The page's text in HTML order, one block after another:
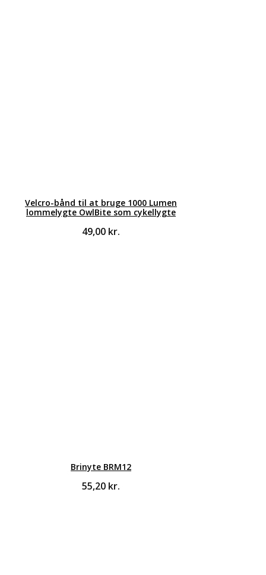
Velcro-bånd til at bruge 1000 Lumen
lommelygte OwlBite som cykellygte
49,00 kr.
Brinyte BRM12
55,20 kr.